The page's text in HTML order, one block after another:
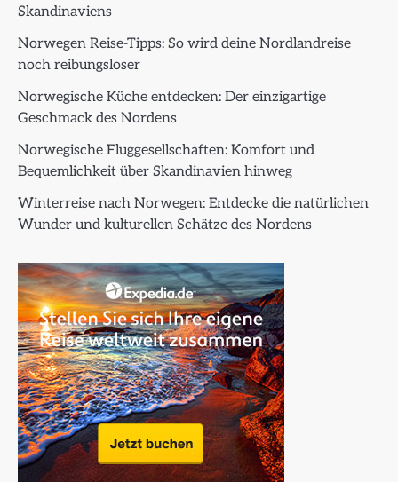
Skandinaviens
Norwegen Reise-Tipps: So wird deine Nordlandreise
noch reibungsloser
Norwegische Küche entdecken: Der einzigartige
Geschmack des Nordens
Norwegische Fluggesellschaften: Komfort und
Bequemlichkeit über Skandinavien hinweg
Winterreise nach Norwegen: Entdecke die natürlichen
Wunder und kulturellen Schätze des Nordens